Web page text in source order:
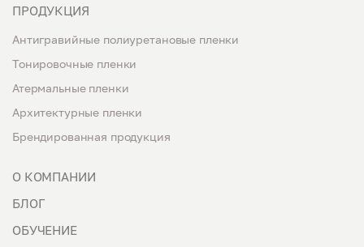
ПРОДУКЦИЯ
Антигравийные полиуретановые пленки
Тонировочные пленки
Атермальные пленки
Архитектурные пленки
Брендированная продукция
О КОМПАНИИ
БЛОГ
ОБУЧЕНИЕ